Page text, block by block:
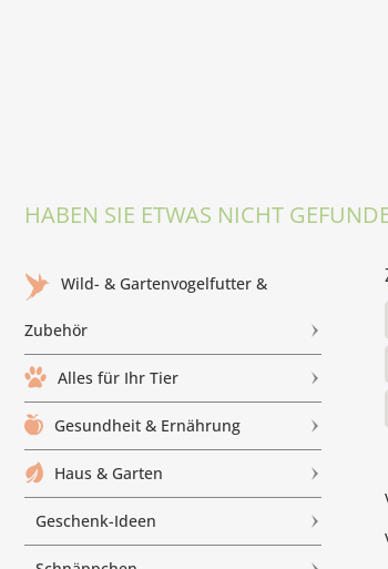
HABEN SIE ETWAS NICHT
Wild- & Gartenvogelfutter &
Zubehör
Alles für Ihr Tier
Gesundheit & Ernährung
Haus & Garten
Geschenk-Ideen